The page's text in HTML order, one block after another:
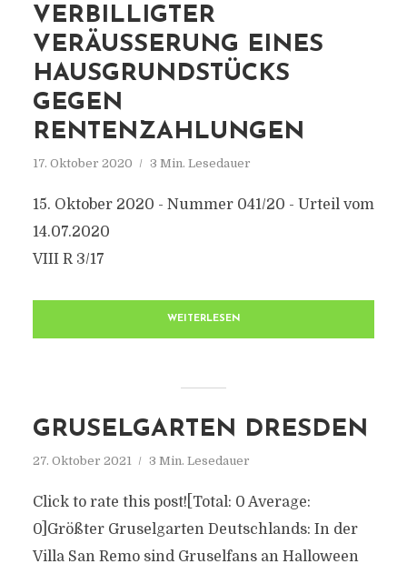
VERBILLIGTER
VERÄUSSERUNG EINES H
AUSGRUNDSTÜCKS G
EGEN R
ENTENZAHLUNGEN
17. Oktober 2020 3 Min. Lesedauer
15. Oktober 2020 - Nummer 041/20 - Urteil vom
14.07.2020
VIII R 3/17
WEITERLESEN
GRUSELGARTEN DRESDEN
27. Oktober 2021 3 Min. Lesedauer
Click to rate this post![Total: 0 Average:
0]Größter Gruselgarten Deutschlands: In der
Villa San Remo sind Gruselfans an Halloween